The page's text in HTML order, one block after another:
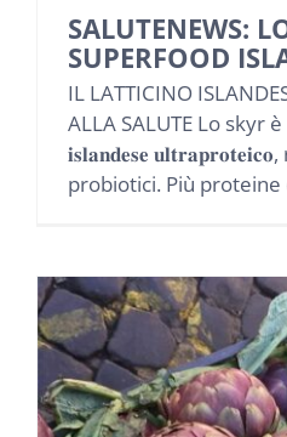
SALUTENEWS:
SUPERFOOD
IL LATTICINO
ALLA SALUTE Lo skyr è
𝐢𝐬𝐥𝐚𝐧𝐝𝐞𝐬𝐞
probiotici. Più proteine